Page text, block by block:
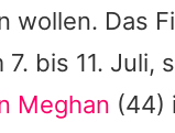
wollen. Das
bis 11. Juli,
Meghan (44)